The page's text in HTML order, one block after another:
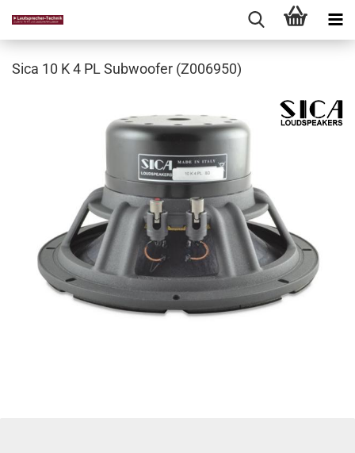
Sica 10 K 4 PL Subwoofer (Z006950)